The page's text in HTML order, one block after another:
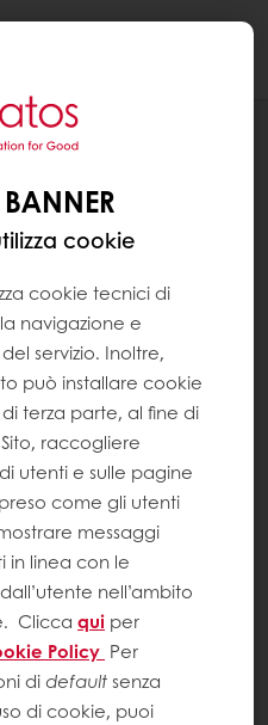
cookie
cookie tecnici di
navigazione e
servizio. Inoltre,
può installare cookie
terza parte, al fine di
raccogliere
utenti e sulle pagine
come gli utenti
messaggi
in linea con le
nell’ambito
Clicca qui per
Policy Per
didefaultsenza
di cookie, puoi